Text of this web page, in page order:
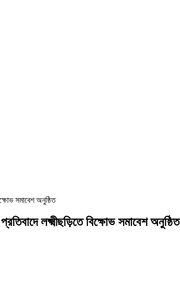
সমাবেশ অনুষ্ঠিত
লক্ষ্মীছড়িতে বিক্ষোভ সমাবেশ অনুষ্ঠিত